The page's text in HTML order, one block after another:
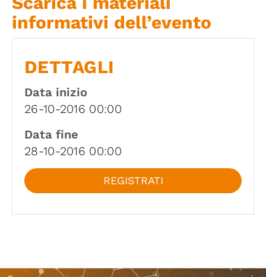
informativi dell’evento
DETTAGLI
Data inizio
26-10-2016 00:00
Data fine
28-10-2016 00:00
REGISTRATI